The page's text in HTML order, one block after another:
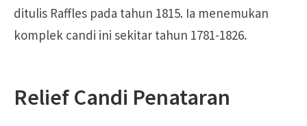
ditulis Raffles pada tahun 1815. Ia menemukan
komplek candi ini sekitar tahun 1781-1826.
Relief Candi Penataran